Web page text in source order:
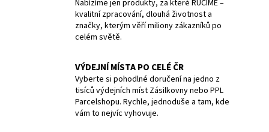
Nabízíme jen produkty, za které RUČÍME –
kvalitní zpracování, dlouhá životnost a
značky, kterým věří miliony zákazníků po
celém světě.
VÝDEJNÍ MÍSTA PO CELÉ ČR
Vyberte si pohodlné doručení na jedno z
tisíců výdejních míst Zásilkovny nebo PPL
Parcelshopu. Rychle, jednoduše a tam, kde
vám to nejvíc vyhovuje.